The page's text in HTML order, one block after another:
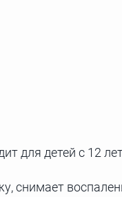
для детей с 12
cнимает